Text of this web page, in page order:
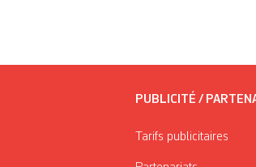
PUBLICITÉ /
Tarifs publicitaires